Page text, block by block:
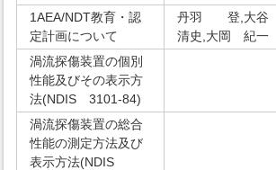
1AEA/NDT教育・認
定計画について
丹羽 登,大谷
清史,大岡 紀一
渦流探傷装置の個別
性能及びその表示方
法(NDIS 3101-84)
渦流探傷装置の総合
性能の測定方法及び
表示方法(NDIS